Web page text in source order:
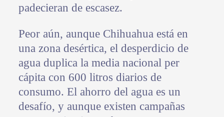
padecieran de escasez.
Peor aún, aunque Chihuahua está en
una zona desértica, el desperdicio de
agua duplica la media nacional per
cápita con 600 litros diarios de
consumo. El ahorro del agua es un
desafío, y aunque existen campañas